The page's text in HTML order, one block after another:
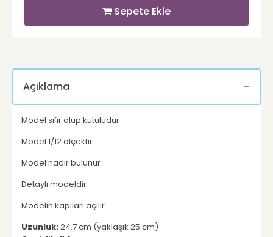
Sepete Ekle
Açıklama
Model sıfır olup kutuludur
Model 1/12 ölçektir
Model nadir bulunur
Detaylı modeldir
Modelin kapıları açılır
Uzunluk:24.7 cm (yaklaşık 25 cm)